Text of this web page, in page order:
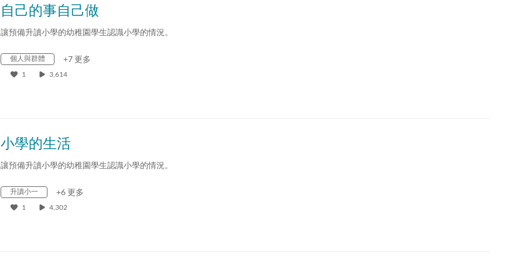
自己的事自己做
讓預備升讀小學的幼稚園學生認識小學的情況。
個人與群體 +7 更多
1 3,614
小學的生活
讓預備升讀小學的幼稚園學生認識小學的情況。
升讀小一 +6 更多
1 4,302